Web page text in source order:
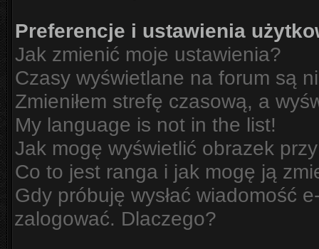
Preferencje i ustawienia
Jak zmienić moje ustawienia?
Czasy wyświetlane na forum są
Zmieniłem strefę czasową, a
My language is not in the list!
Jak mogę wyświetlić obrazek
Co to jest ranga i jak mogę ją
Gdy próbuję wysłać wiadomość
zalogować. Dlaczego?